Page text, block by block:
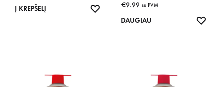
Į KREPŠELĮ IŠSAUGOTI
€9.99 su PVM
DAUGIAU